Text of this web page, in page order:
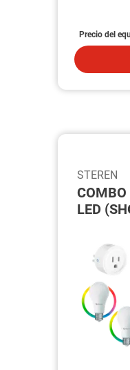
Precio del
STEREN
COMBO
LED
203) +